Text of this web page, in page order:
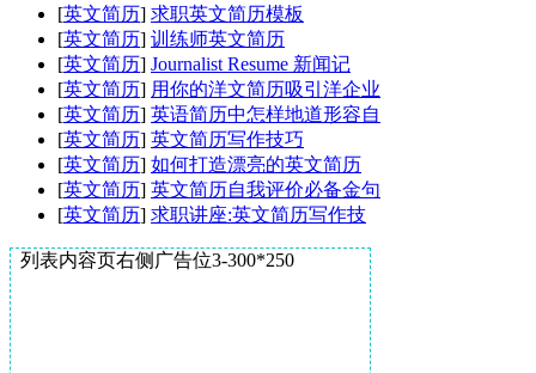
[英文简历] 求职英文简历模板
[英文简历] 训练师英文简历
[英文简历] Journalist Resume 新闻记
[英文简历] 用你的洋文简历吸引洋企业
[英文简历] 英语简历中怎样地道形容自
[英文简历] 英文简历写作技巧
[英文简历] 如何打造漂亮的英文简历
[英文简历] 英文简历自我评价必备金句
[英文简历] 求职讲座:英文简历写作技
列表内容页右侧广告位3-300*250